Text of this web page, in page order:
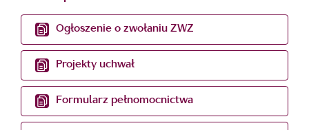
Ogłoszenie o zwołaniu ZWZ
Projekty uchwał
Formularz pełnomocnictwa